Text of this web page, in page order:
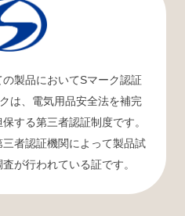
製品においてSマーク認証
は、電気用品安全法を補完
する第三者認証制度です。
者認証機関によって製品試
が行われている証です。